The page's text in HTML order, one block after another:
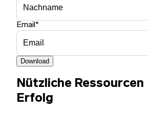
Email*
Download
Nützliche
Erfolg